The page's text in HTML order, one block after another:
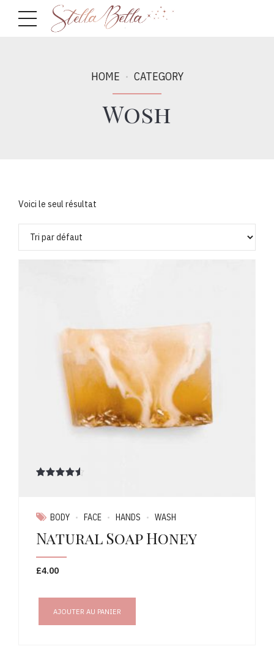
HOME CATEGORY
Wosh
Voici le seul résultat
BODY FACE HANDS WASH
Natural Soap Honey
£4.00
AJOUTER AU PANIER